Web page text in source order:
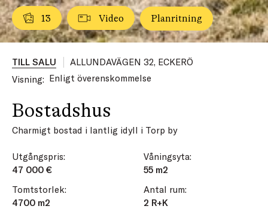
13 Video Planritning
TILL SALU
ALLUNDAVÄGEN 32, ECKERÖ
Visning: Enligt överenskommelse
Bostadshus
Charmigt bostad i lantlig idyll i Torp by
Utgångspris:
47 000 €
Våningsyta:
55 m2
Tomtstorlek:
4700 m2
Antal rum:
2 R+K